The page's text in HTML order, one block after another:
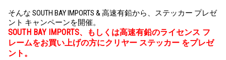
そんな SOUTH BAY IMPORTS & 高速有鉛から、ステッカー プレゼ
ント キャンペーンを開催。
SOUTH BAY IMPORTS、もしくは高速有鉛のライセンス フ
レームをお買い上げの方にクリヤー ステッカー をプレゼ
ント。